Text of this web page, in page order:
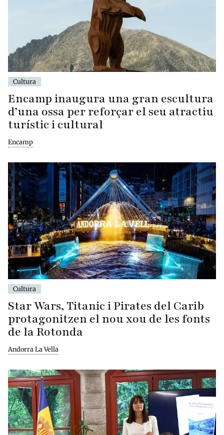
Cultura
Encamp inaugura una gran escultura
d’una ossa per reforçar el seu atractiu
turístic i cultural
Encamp
Cultura
Star Wars, Titanic i Pirates del Carib
protagonitzen el nou xou de les fonts
de la Rotonda
Andorra La Vella